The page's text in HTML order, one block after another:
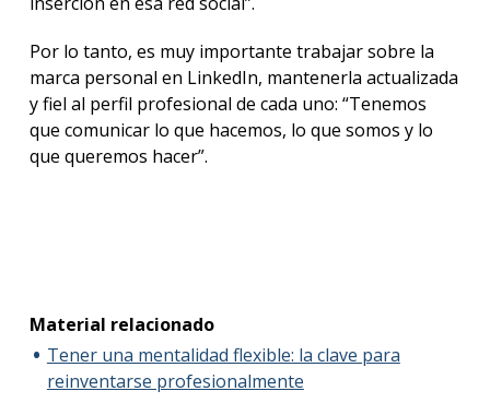
Por lo tanto, es muy importante trabajar sobre la
marca personal en LinkedIn, mantenerla actualizada
y fiel al perfil profesional de cada uno: “Tenemos
que comunicar lo que hacemos, lo que somos y lo
que queremos hacer”.
Material relacionado
Tener una mentalidad flexible: la clave para
reinventarse profesionalmente